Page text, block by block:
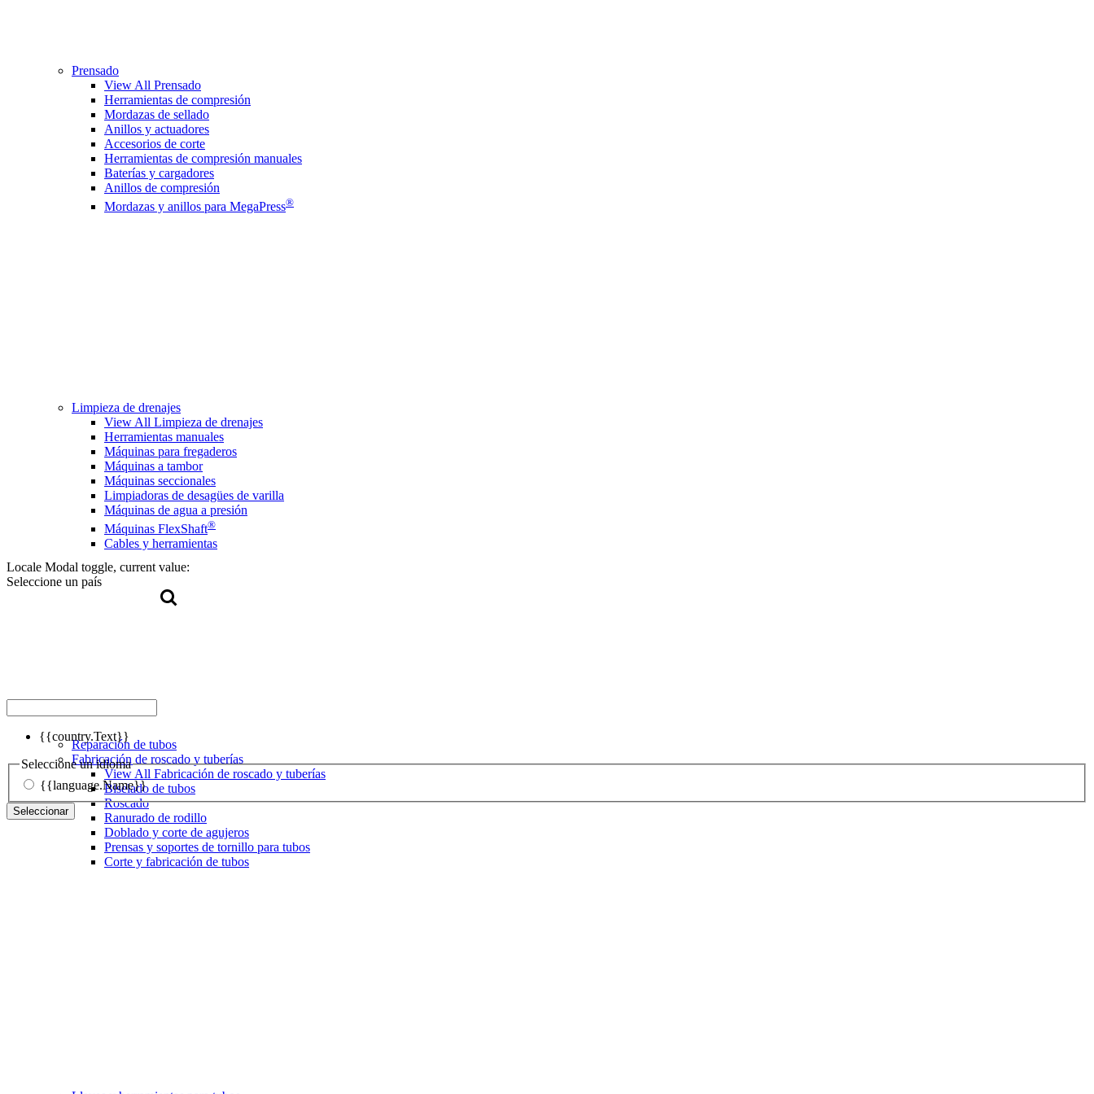
Locale Modal toggle, current value:
Seleccione un país
{{country.Text}}
Seleccione un idioma
{{language.Name}}
Seleccionar
Prensado
View All Prensado
Herramientas de compresión
Mordazas de sellado
Anillos y actuadores
Accesorios de corte
Herramientas de compresión manuales
Baterías y cargadores
Anillos de compresión
Mordazas y anillos para MegaPress®
Limpieza de drenajes
View All Limpieza de drenajes
Herramientas manuales
Máquinas para fregaderos
Máquinas a tambor
Máquinas seccionales
Limpiadoras de desagües de varilla
Máquinas de agua a presión
Máquinas FlexShaft®
Cables y herramientas
Reparación de tubos
Fabricación de roscado y tuberías
View All Fabricación de roscado y tuberías
Biselado de tubos
Roscado
Ranurado de rodillo
Doblado y corte de agujeros
Prensas y soportes de tornillo para tubos
Corte y fabricación de tubos